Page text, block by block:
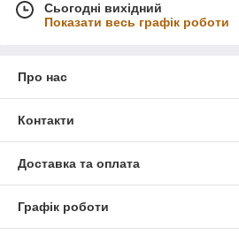
Сьогодні вихідний
Показати весь графік роботи
Про нас
Контакти
Доставка та оплата
Графік роботи